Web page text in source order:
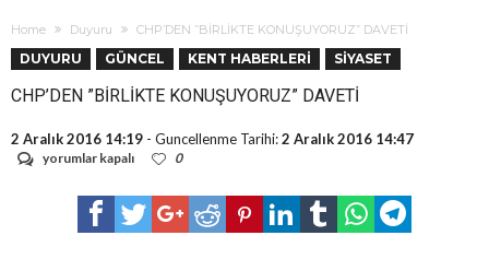
Home Duyuru CHP’DEN ”BİRLİKTE KONUŞUYORUZ” DAVETİ
DUYURU GÜNCEL KENT HABERLERİ SİYASET
CHP’DEN ”BİRLİKTE KONUŞUYORUZ” DAVETİ
2 Aralık 2016 14:19 - Guncellenme Tarihi:2 Aralık 2016 14:47
CHP’DEN
KONUŞUYORUZ”
yorumlar kapalı 0